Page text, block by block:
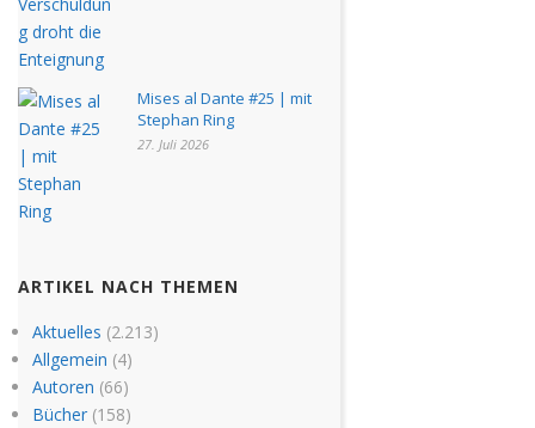
Mises al Dante #25 | mit
Stephan Ring
27. Juli 2026
ARTIKEL NACH THEMEN
Aktuelles (2.213)
Allgemein (4)
Autoren (66)
Bücher(158)